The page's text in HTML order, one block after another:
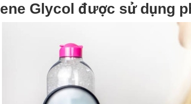
Glycol được sử dụng